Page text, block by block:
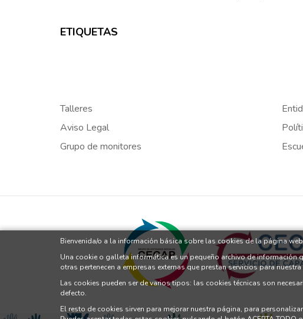
ETIQUETAS
Talleres
Aviso Legal
Grupo de monitores
Bienvenida/o a la información básica sobre las cookies de la página
Una cookie o galleta informática es un pequeño archivo de
otras pertenecen a empresas externas que prestan servicios para
Las cookies pueden ser de varios tipos: las cookies técnicas son
defecto.
El resto de cookies sirven para mejorar nuestra página, para